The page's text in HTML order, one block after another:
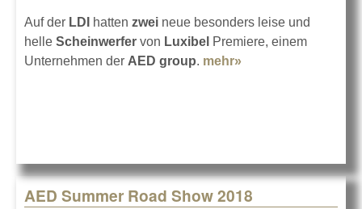
Auf der LDI hatten zwei neue besonders leise und
helle Scheinwerfer von Luxibel Premiere, einem
Unternehmen der AED group. mehr»
AED Summer Road Show 2018